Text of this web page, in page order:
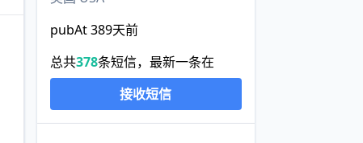
pubAt 389天前
总共378条短信，最新一条在
接收短信